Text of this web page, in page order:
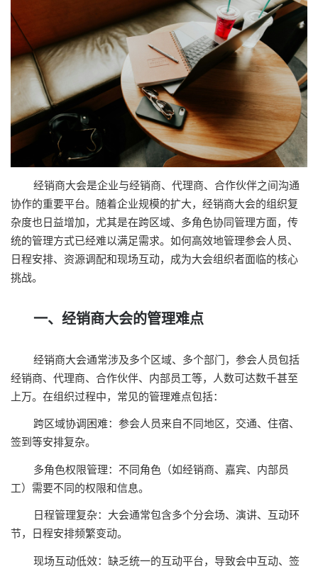
经销商大会是企业与经销商、代理商、合作伙伴之间沟通
协作的重要平台。随着企业规模的扩大，经销商大会的组织复
杂度也日益增加，尤其是在跨区域、多角色协同管理方面，传
统的管理方式已经难以满足需求。如何高效地管理参会人员、
日程安排、资源调配和现场互动，成为大会组织者面临的核心
挑战。
一、经销商大会的管理难点
经销商大会通常涉及多个区域、多个部门，参会人员包括
经销商、代理商、合作伙伴、内部员工等，人数可达数千甚至
上万。在组织过程中，常见的管理难点包括：
跨区域协调困难：参会人员来自不同地区，交通、住宿、
签到等安排复杂。
多角色权限管理：不同角色（如经销商、嘉宾、内部员
工）需要不同的权限和信息。
日程管理复杂：大会通常包含多个分会场、演讲、互动环
节，日程安排频繁变动。
现场互动低效：缺乏统一的互动平台，导致会中互动、签